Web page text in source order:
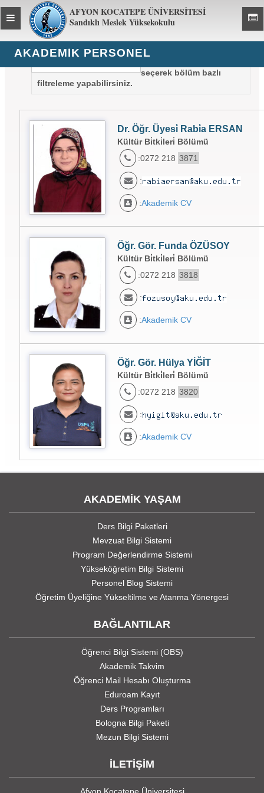
AFYON KOCATEPE ÜNİVERSİTESİ
Sandıklı Meslek Yüksekokulu
Toggle
global
navigation
AKADEMIK PERSONEL
seçerek bölüm bazlı
filtreleme yapabilirsiniz.
Dr. Öğr. Üyesi̇ Rabi̇a ERSAN
Kültür Bi̇tki̇leri̇ Bölümü
:0272 218 3871
:
:Akademik CV
Öğr. Gör. Funda ÖZÜSOY
Kültür Bi̇tki̇leri̇ Bölümü
:0272 218 3818
:
:Akademik CV
Öğr. Gör. Hülya YİĞİT
Kültür Bi̇tki̇leri̇ Bölümü
:0272 218 3820
:
:Akademik CV
AKADEMİK YAŞAM
Ders Bilgi Paketleri
Mevzuat Bilgi Sistemi
Program Değerlendirme Sistemi
Yükseköğretim Bilgi Sistemi
Personel Blog Sistemi
Öğretim Üyeliğine Yükseltilme ve Atanma Yönergesi
BAĞLANTILAR
Öğrenci Bilgi Sistemi (OBS)
Akademik Takvim
Öğrenci Mail Hesabı Oluşturma
Eduroam Kayıt
Ders Programları
Bologna Bilgi Paketi
Mezun Bilgi Sistemi
İLETİŞİM